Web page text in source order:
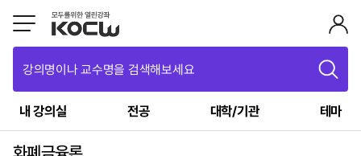
강의명이나 교수명을 검색해보세요
내 강의실 전공 대학/기관 테마